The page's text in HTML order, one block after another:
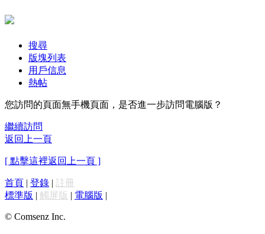
搜尋
版塊列表
用戶信息
熱帖
您訪問的頁面無手機頁面，是否進一步訪問電腦版？
繼續訪問
返回上一頁
[ 點擊這裡返回上一頁 ]
首頁 | 登錄 | 註冊
標準版 | 觸屏版 | 電腦版 |
© Comsenz Inc.